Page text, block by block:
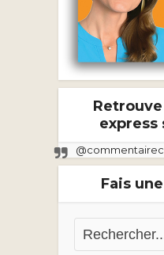
express
Fais